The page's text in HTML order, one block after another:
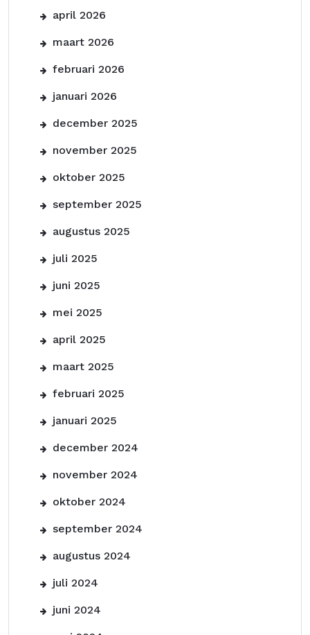
april 2026
maart 2026
februari 2026
januari 2026
december 2025
november 2025
oktober 2025
september 2025
augustus 2025
juli 2025
juni 2025
mei 2025
april 2025
maart 2025
februari 2025
januari 2025
december 2024
november 2024
oktober 2024
september 2024
augustus 2024
juli 2024
juni 2024